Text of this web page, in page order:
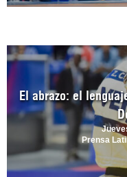
El abrazo: el
Prensa